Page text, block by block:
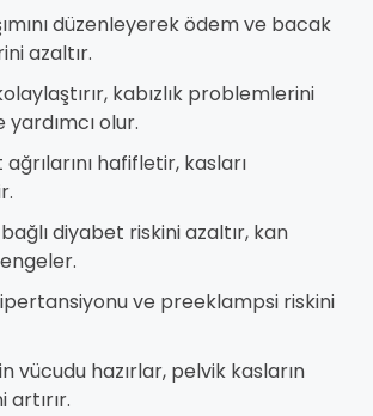
düzenleyerek ödem ve bacak
azaltır.
kabızlık problemlerini
olur.
ağrılarını hafifletir, kasları
diyabet riskini azaltır, kan
ve preeklampsi riskini
vücudu hazırlar, pelvik kasların
artırır.